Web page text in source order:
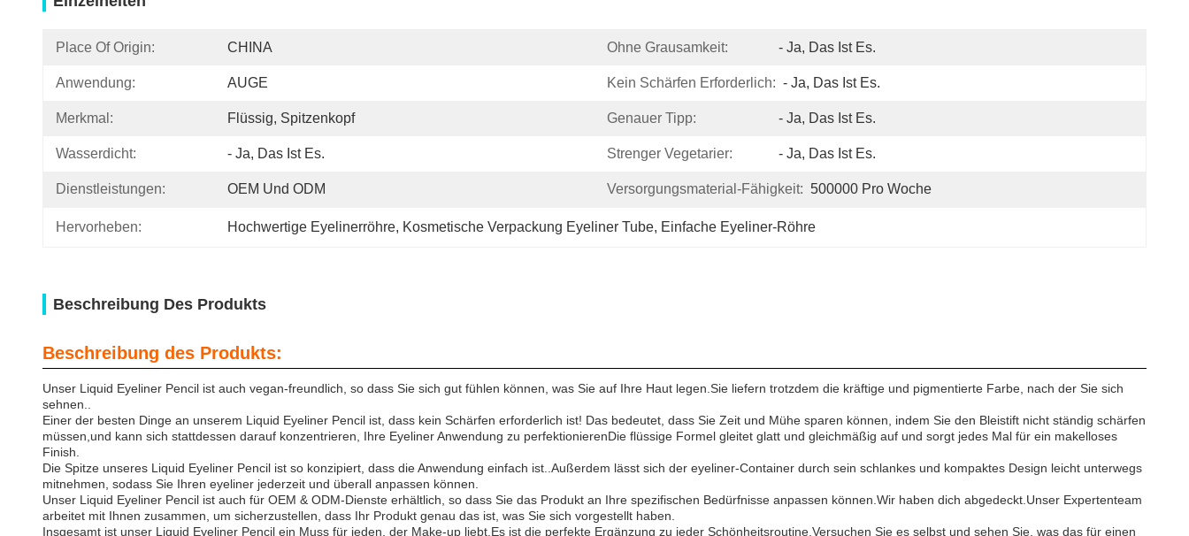
Place Of Origin: CHINA Ohne Grausamkeit: - Ja, Das Ist Es.
Anwendung: AUGE Kein Schärfen Erforderlich: - Ja, Das Ist Es.
Merkmal: Flüssig, Spitzenkopf Genauer Tipp: - Ja, Das Ist Es.
Wasserdicht: - Ja, Das Ist Es. Strenger Vegetarier: - Ja, Das Ist Es.
Dienstleistungen: OEM Und ODM Versorgungsmaterial-Fähigkeit: 500000 Pro Woche
Hervorheben: Hochwertige Eyelinerröhre, Kosmetische Verpackung Eyeliner Tube, Einfache Eyeliner-Röhre
Beschreibung Des Produkts
Beschreibung des Produkts:
Unser Liquid Eyeliner Pencil ist auch vegan-freundlich, so dass Sie sich gut fühlen können, was Sie auf Ihre Haut legen.Sie liefern trotzdem die kräftige und pigmentierte Farbe, nach der Sie sich
sehnen..
Einer der besten Dinge an unserem Liquid Eyeliner Pencil ist, dass kein Schärfen erforderlich ist! Das bedeutet, dass Sie Zeit und Mühe sparen können, indem Sie den Bleistift nicht ständig schärfen
müssen,und kann sich stattdessen darauf konzentrieren, Ihre Eyeliner Anwendung zu perfektionierenDie flüssige Formel gleitet glatt und gleichmäßig auf und sorgt jedes Mal für ein makelloses
Finish.
Die Spitze unseres Liquid Eyeliner Pencil ist so konzipiert, dass die Anwendung einfach ist..Außerdem lässt sich der eyeliner-Container durch sein schlankes und kompaktes Design leicht unterwegs
mitnehmen, sodass Sie Ihren eyeliner jederzeit und überall anpassen können.
Unser Liquid Eyeliner Pencil ist auch für OEM & ODM-Dienste erhältlich, so dass Sie das Produkt an Ihre spezifischen Bedürfnisse anpassen können.Wir haben dich abgedeckt.Unser Expertenteam
arbeitet mit Ihnen zusammen, um sicherzustellen, dass Ihr Produkt genau das ist, was Sie sich vorgestellt haben.
Insgesamt ist unser Liquid Eyeliner Pencil ein Muss für jeden, der Make-up liebt.Es ist die perfekte Ergänzung zu jeder Schönheitsroutine.Versuchen Sie es selbst und sehen Sie, was das für einen